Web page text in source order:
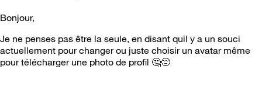
Bonjour,
Je ne penses pas être la seule, en disant quil y a un souci
actuellement pour changer ou juste choisir un avatar même
pour télécharger une photo de profil 🤔😔